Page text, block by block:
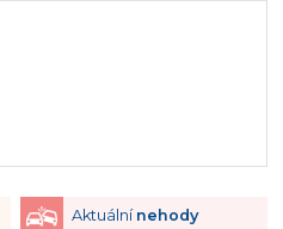
Aktuální nehody